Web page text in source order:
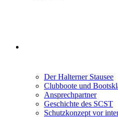
Der Halterner Stausee
Clubboote und
Ansprechpartner
Geschichte des SCST
Schutzkonzept vor